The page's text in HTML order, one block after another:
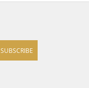
SUBSCRIBE